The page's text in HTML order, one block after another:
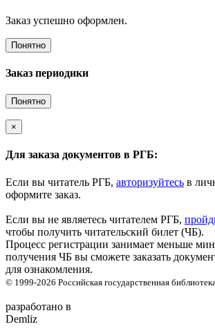
Заказ успешно оформлен.
Понятно
Заказ периодики
Понятно
×
Для заказа документов в РГБ:
Если вы читатель РГБ, авторизуйтесь в
оформите заказ.
Если вы не являетесь читателем РГБ,
чтобы получить читательский билет (ЧБ).
Процесс регистрации занимает меньше
получения ЧБ вы сможете заказать
для ознакомления.
© 1999-2026 Российская государственная библиотека
разработано в
Demliz